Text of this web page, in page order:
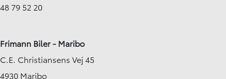
48 79 52 20
Frimann Biler - Maribo
C.E. Christiansens Vej 45
4930 Maribo